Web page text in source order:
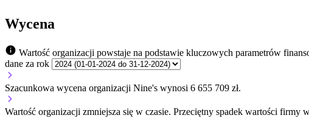
Wycena
Wartość organizacji powstaje na podstawie kluczowych parametrów
dane za rok
Szacunkowa wycena organizacji Nine's wynosi 6 655 709 zł.
Wartość organizacji zmniejsza się w czasie. Przeciętny spadek wartości firmy